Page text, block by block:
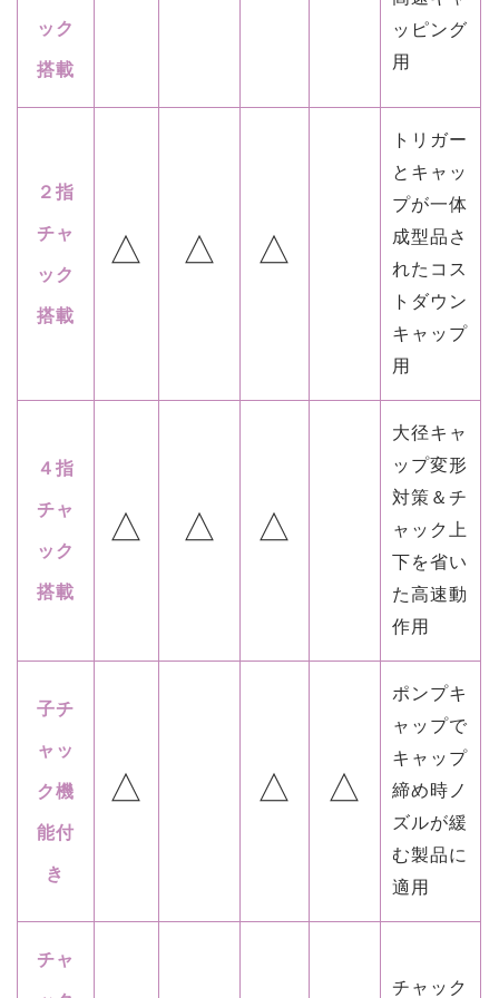
ック
搭載
ッピング
用
２指
チャ
ック
搭載
△ △ △
トリガー
とキャッ
プが一体
成型品さ
れたコス
トダウン
キャップ
用
４指
チャ
ック
搭載
△ △ △
大径キャ
ップ変形
対策＆チ
ャック上
下を省い
た高速動
作用
子チ
ャッ
ク機
能付
き
△ △ △
ポンプキ
ャップで
キャップ
締め時ノ
ズルが緩
む製品に
適用
チャ
チャック